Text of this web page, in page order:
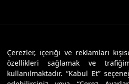
Çerezler, içeriği ve reklamları
özellikleri sağlamak ve
kullanılmaktadır. “Kabul Et”